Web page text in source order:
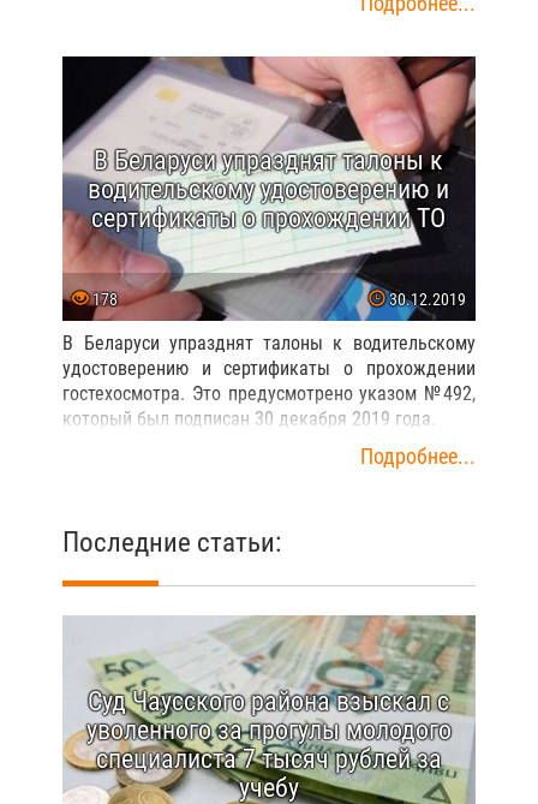
В Беларуси упразднят талоны к
водительскому удостоверению и
сертификаты о прохождении ТО
178 30.12.2019
В Беларуси упразднят талоны к водительскому
удостоверению и сертификаты о прохождении
гостехосмотра. Это предусмотрено указом №492,
который был подписан 30 декабря 2019 года.
Подробнее...
Последние статьи:
Суд Чаусского района взыскал с
уволенного за прогулы молодого
специалиста 7 тысяч рублей за
учебу